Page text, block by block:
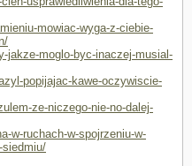
mowiac-wyga-z-ciebie-
jakze-moglo-byc-inaczej-musial-
popijajac-kawe-oczywiscie-
ze-niczego-nie-no-dalej-
w-ruchach-w-spojrzeniu-w-
siedmiu/